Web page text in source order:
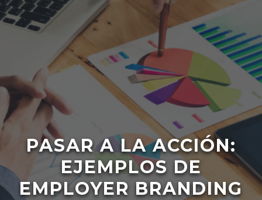
PASAR A LA ACCIÓN:
EJEMPLOS DE
EMPLOYER BRANDING